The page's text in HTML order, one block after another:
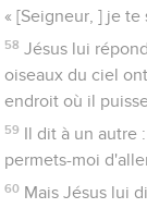
« [Seigneur, ] je
58 Jésus lui
oiseaux du ciel
endroit où il
59 Il dit à un autre
permets-moi
60 Mais Jésus lui